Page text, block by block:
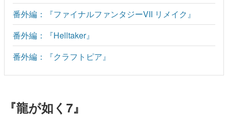
番外編：『ファイナルファンタジーVII リメイク』
番外編：『Helltaker』
番外編：『クラフトピア』
『龍が如く7』